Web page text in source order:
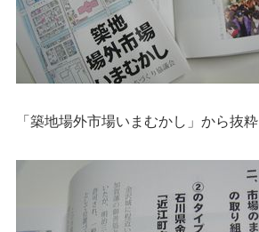
「築地場外市場いまむかし」から抜粋